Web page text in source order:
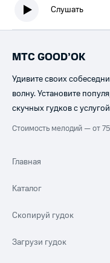
Слушать
МТС GOOD’OK
Удивите своих
волну. Установите
скучных гудков с услугой
Стоимость мелодий — от
Главная
Каталог
Скопируй гудок
Загрузи гудок